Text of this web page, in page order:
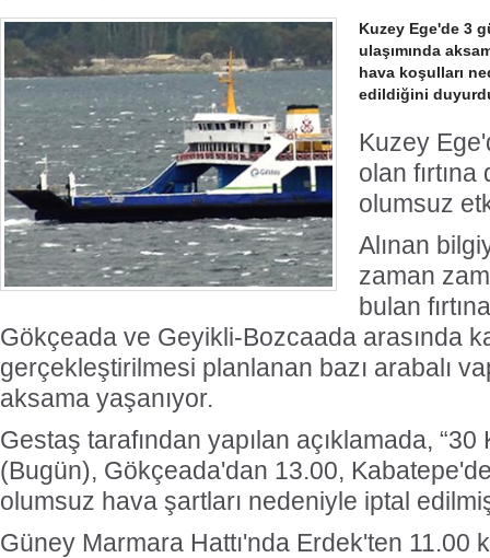
Kuzey Ege'de 3
ulaşımında
hava koşulları
edildiğini
Kuzey
olan fırtına
olumsuz
Alınan
zaman
bulan
Gökçeada ve Geyikli-Bozcaada arasında
gerçekleştirilmesi planlanan bazı arabalı
aksama yaşanıyor.
Gestaş tarafından yapılan açıklamada, “30
(Bugün), Gökçeada'dan 13.00,
olumsuz hava şartları nedeniyle iptal
Güney Marmara Hattı'nda Erdek'ten 11.00